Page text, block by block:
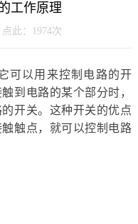
工作原理
此：1974次
可以用来控制电路的开
到电路的某个部分时，
开关。这种开关的优点
触点，就可以控制电路